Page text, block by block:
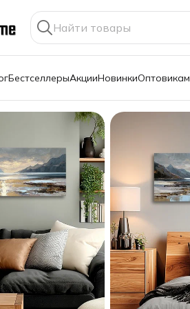
БестселлерыАкцииНовинкиОптовикам